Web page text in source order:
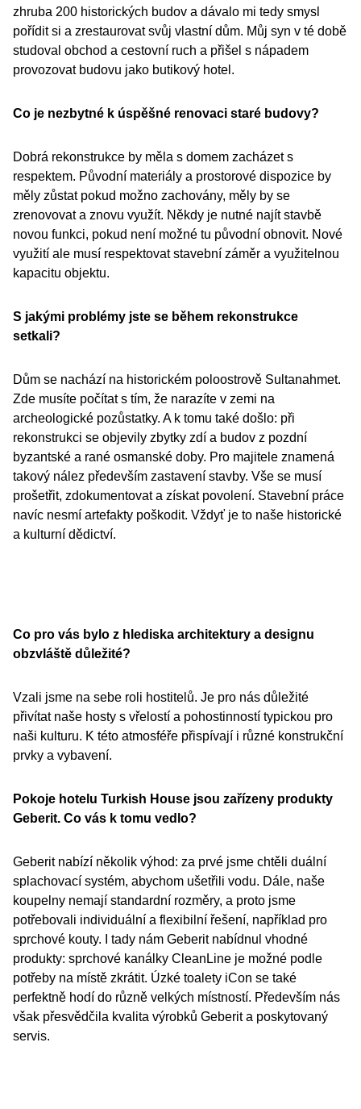
zhruba 200 historických budov a dávalo mi tedy smysl
pořídit si a zrestaurovat svůj vlastní dům. Můj syn v té době
studoval obchod a cestovní ruch a přišel s nápadem
provozovat budovu jako butikový hotel.
Co je nezbytné k úspěšné renovaci staré budovy?
Dobrá rekonstrukce by měla s domem zacházet s
respektem. Původní materiály a prostorové dispozice by
měly zůstat pokud možno zachovány, měly by se
zrenovovat a znovu využít. Někdy je nutné najít stavbě
novou funkci, pokud není možné tu původní obnovit. Nové
využití ale musí respektovat stavební záměr a využitelnou
kapacitu objektu.
S jakými problémy jste se během rekonstrukce
setkali?
Dům se nachází na historickém poloostrově Sultanahmet.
Zde musíte počítat s tím, že narazíte v zemi na
archeologické pozůstatky. A k tomu také došlo: při
rekonstrukci se objevily zbytky zdí a budov z pozdní
byzantské a rané osmanské doby. Pro majitele znamená
takový nález především zastavení stavby. Vše se musí
prošetřit, zdokumentovat a získat povolení. Stavební práce
navíc nesmí artefakty poškodit. Vždyť je to naše historické
a kulturní dědictví.
Co pro vás bylo z hlediska architektury a designu
obzvláště důležité?
Vzali jsme na sebe roli hostitelů. Je pro nás důležité
přivítat naše hosty s vřelostí a pohostinností typickou pro
naši kulturu. K této atmosféře přispívají i různé konstrukční
prvky a vybavení.
Pokoje hotelu Turkish House jsou zařízeny produkty
Geberit. Co vás k tomu vedlo?
Geberit nabízí několik výhod: za prvé jsme chtěli duální
splachovací systém, abychom ušetřili vodu. Dále, naše
koupelny nemají standardní rozměry, a proto jsme
potřebovali individuální a flexibilní řešení, například pro
sprchové kouty. I tady nám Geberit nabídnul vhodné
produkty: sprchové kanálky CleanLine je možné podle
potřeby na místě zkrátit. Úzké toalety iCon se také
perfektně hodí do různě velkých místností. Především nás
však přesvědčila kvalita výrobků Geberit a poskytovaný
servis.